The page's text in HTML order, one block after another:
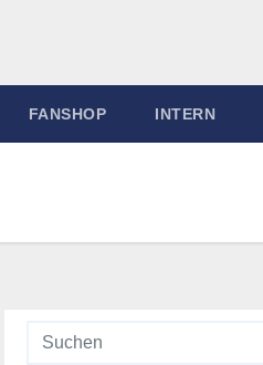
FANSHOP INTERN